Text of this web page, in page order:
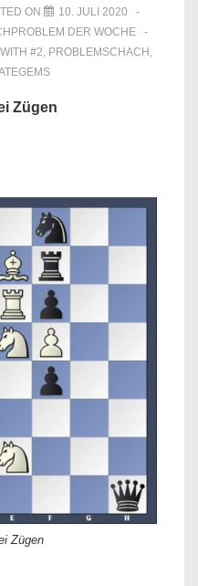
ON
10. JULI 2020
DER WOCHE
#2, PROBLEMSCHACH ,
Zügen
Zügen